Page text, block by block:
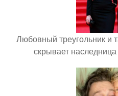
Любовный треугольник и
скрывает